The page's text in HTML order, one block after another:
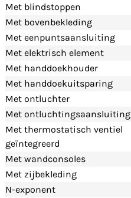
Met blindstoppen
Met bovenbekleding
Met eenpuntsaansluiting
Met elektrisch element
Met handdoekhouder
Met handdoekuitsparing
Met ontluchter
Met ontluchtingsaansluiting
Met thermostatisch ventiel
geïntegreerd
Met wandconsoles
Met zijbekleding
N-exponent